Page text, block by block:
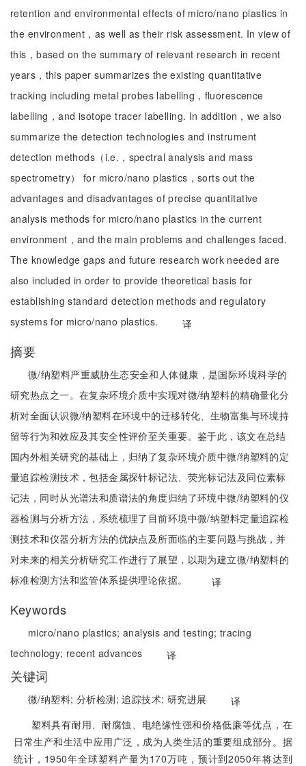
retention and environmental effects of micro/nano plastics in
the environment，as well as their risk assessment. In view of
this，based on the summary of relevant research in recent
years，this paper summarizes the existing quantitative
tracking including metal probes labelling，fluorescence
labelling，and isotope tracer labelling. In addition，we also
summarize the detection technologies and instrument
detection methods（i.e.，spectral analysis and mass
spectrometry） for micro/nano plastics，sorts out the
advantages and disadvantages of precise quantitative
analysis methods for micro/nano plastics in the current
environment，and the main problems and challenges faced.
The knowledge gaps and future research work needed are
also included in order to provide theoretical basis for
establishing standard detection methods and regulatory
systems for micro/nano plastics.
译
摘要
微/纳塑料严重威胁生态安全和人体健康，是国际环境科学的
研究热点之一。在复杂环境介质中实现对微/纳塑料的精确量化分
析对全面认识微/纳塑料在环境中的迁移转化、生物富集与环境持
留等行为和效应及其安全性评价至关重要。鉴于此，该文在总结
国内外相关研究的基础上，归纳了复杂环境介质中微/纳塑料的定
量追踪检测技术，包括金属探针标记法、荧光标记法及同位素标
记法，同时从光谱法和质谱法的角度归纳了环境中微/纳塑料的仪
器检测与分析方法，系统梳理了目前环境中微/纳塑料定量追踪检
测技术和仪器分析方法的优缺点及所面临的主要问题与挑战，并
对未来的相关分析研究工作进行了展望，以期为建立微/纳塑料的
标准检测方法和监管体系提供理论依据。
译
Keywords
micro/nano plastics; analysis and testing;tracing
technology; recent advances 译
关键词
微/纳塑料; 分析检测;追踪技术;研究进展
译
塑料具有耐用、耐腐蚀、电绝缘性强和价格低廉等优点，在
日常生产和生活中应用广泛，成为人类生活的重要组成部分。据
统计，1950年全球塑料产量为170万吨，预计到2050年将达到